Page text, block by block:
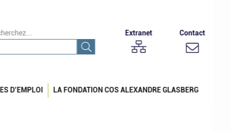
Extranet Contact
D’EMPLOI LA FONDATION COS ALEXANDRE GLASBERG